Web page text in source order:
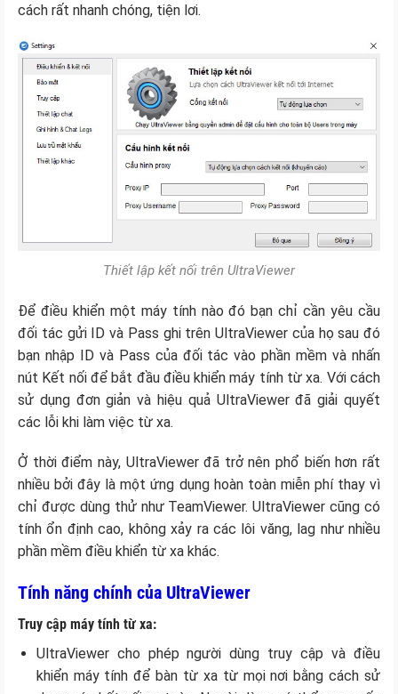
cách rất nhanh chóng, tiện lơi.
Thiết lập kết nối trên UltraViewer
Để điều khiển một máy tính nào đó bạn chỉ cần yêu cầu
đối tác gửi ID và Pass ghi trên UltraViewer của họ sau đó
bạn nhập ID và Pass của đối tác vào phần mềm và nhấn
nút Kết nối để bắt đầu điều khiển máy tính từ xa. Với cách
sử dụng đơn giản và hiệu quả UltraViewer đã giải quyết
các lỗi khi làm việc từ xa.
Ở thời điểm này, UltraViewer đã trở nên phổ biến hơn rất
nhiều bởi đây là một ứng dụng hoàn toàn miễn phí thay vì
chỉ được dùng thử như TeamViewer. UltraViewer cũng có
tính ổn định cao, không xảy ra các lôi văng, lag như nhiều
phần mềm điều khiển từ xa khác.
Tính năng chính của UltraViewer
Truy cập máy tính từ xa:
UltraViewer cho phép người dùng truy cập và điều
khiển máy tính để bàn từ xa từ mọi nơi bằng cách sử